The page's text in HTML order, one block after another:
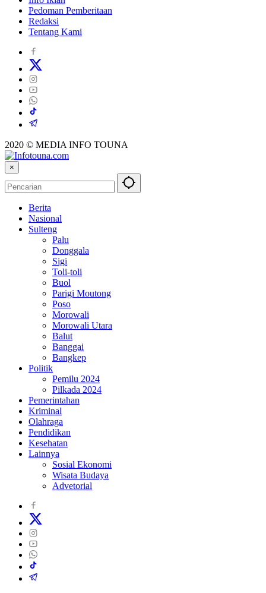
Pedoman Pemberitaan
Redaksi
Tentang Kami
2020 © MEDIA INFO TOUNA
×
Berita
Nasional
Sulteng
Palu
Donggala
Sigi
Toli-toli
Buol
Parigi Moutong
Poso
Morowali
Morowali Utara
Balut
Banggai
Bangkep
Politik
Pemilu 2024
Pilkada 2024
Pemerintahan
Kriminal
Olahraga
Pendidikan
Kesehatan
Lainnya
Sosial Ekonomi
Wisata Budaya
Advetorial